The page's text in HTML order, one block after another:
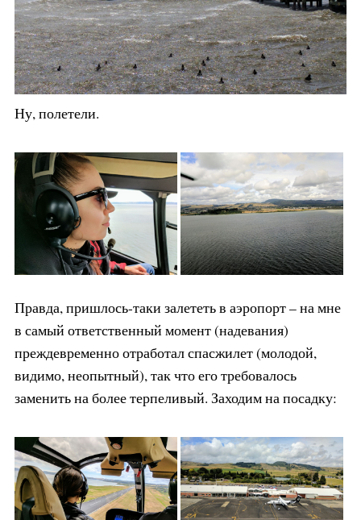
Ну, полетели.
Правда, пришлось-таки залететь в аэропорт – на мне
в самый ответственный момент (надевания)
преждевременно отработал спасжилет (молодой,
видимо, неопытный), так что его требовалось
заменить на более терпеливый. Заходим на посадку: